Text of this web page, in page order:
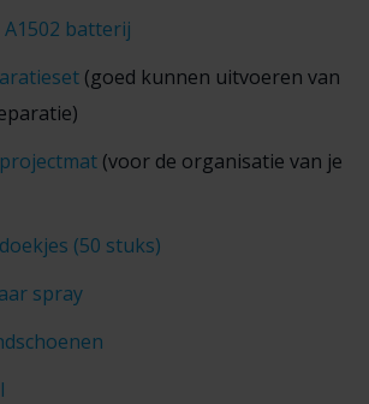
batterij
(goed kunnen uitvoeren van
(voor de organisatie van je
(50 stuks)
spray